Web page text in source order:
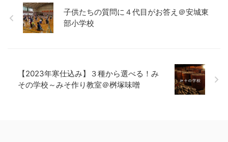
子供たちの質問に４代目がお答え＠安城東
部小学校
【2023年寒仕込み】３種から選べる！み
その学校～みそ作り教室＠桝塚味噌